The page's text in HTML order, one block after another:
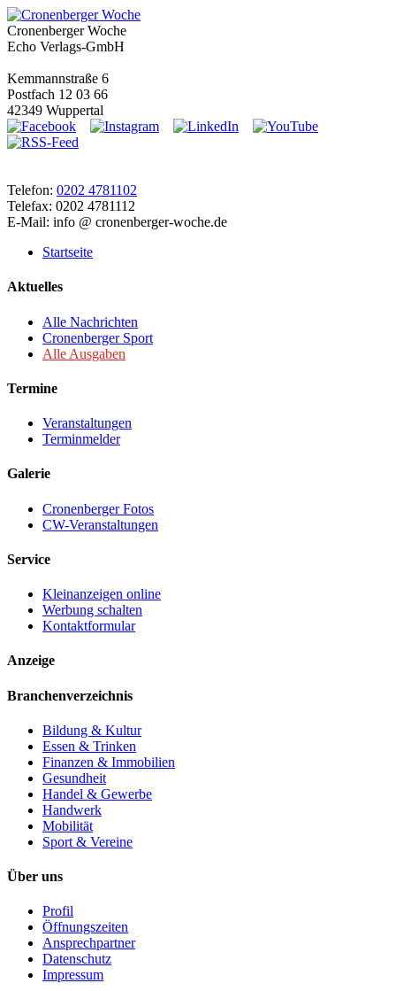
Cronenberger Woche
Echo Verlags-GmbH
Kemmannstraße 6
Postfach 12 03 66
42349 Wuppertal
Telefon: 0202 4781102
Telefax: 0202 4781112
E-Mail: info @ cronenberger-woche.de
Startseite
Aktuelles
Alle Nachrichten
Cronenberger Sport
Alle Ausgaben
Termine
Veranstaltungen
Terminmelder
Galerie
Cronenberger Fotos
CW-Veranstaltungen
Service
Kleinanzeigen online
Werbung schalten
Kontaktformular
Anzeige
Branchenverzeichnis
Bildung & Kultur
Essen & Trinken
Finanzen & Immobilien
Gesundheit
Handel & Gewerbe
Handwerk
Mobilität
Sport & Vereine
Über uns
Profil
Öffnungszeiten
Ansprechpartner
Datenschutz
Impressum